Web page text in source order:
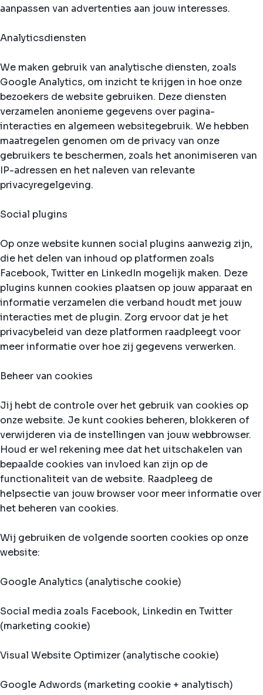
aanpassen van advertenties aan jouw interesses.
Analyticsdiensten
We maken gebruik van analytische diensten, zoals
Google Analytics, om inzicht te krijgen in hoe onze
bezoekers de website gebruiken. Deze diensten
verzamelen anonieme gegevens over pagina-
interacties en algemeen websitegebruik. We hebben
maatregelen genomen om de privacy van onze
gebruikers te beschermen, zoals het anonimiseren van
IP-adressen en het naleven van relevante
privacyregelgeving.
Social plugins
Op onze website kunnen social plugins aanwezig zijn,
die het delen van inhoud op platformen zoals
Facebook, Twitter en LinkedIn mogelijk maken. Deze
plugins kunnen cookies plaatsen op jouw apparaat en
informatie verzamelen die verband houdt met jouw
interacties met de plugin. Zorg ervoor dat je het
privacybeleid van deze platformen raadpleegt voor
meer informatie over hoe zij gegevens verwerken.
Beheer van cookies
Jij hebt de controle over het gebruik van cookies op
onze website. Je kunt cookies beheren, blokkeren of
verwijderen via de instellingen van jouw webbrowser.
Houd er wel rekening mee dat het uitschakelen van
bepaalde cookies van invloed kan zijn op de
functionaliteit van de website. Raadpleeg de
helpsectie van jouw browser voor meer informatie over
het beheren van cookies.
Wij gebruiken de volgende soorten cookies op onze
website:
Google Analytics (analytische cookie)
Social media zoals Facebook, Linkedin en Twitter
(marketing cookie)
Visual Website Optimizer (analytische cookie)
Google Adwords (marketing cookie + analytisch)